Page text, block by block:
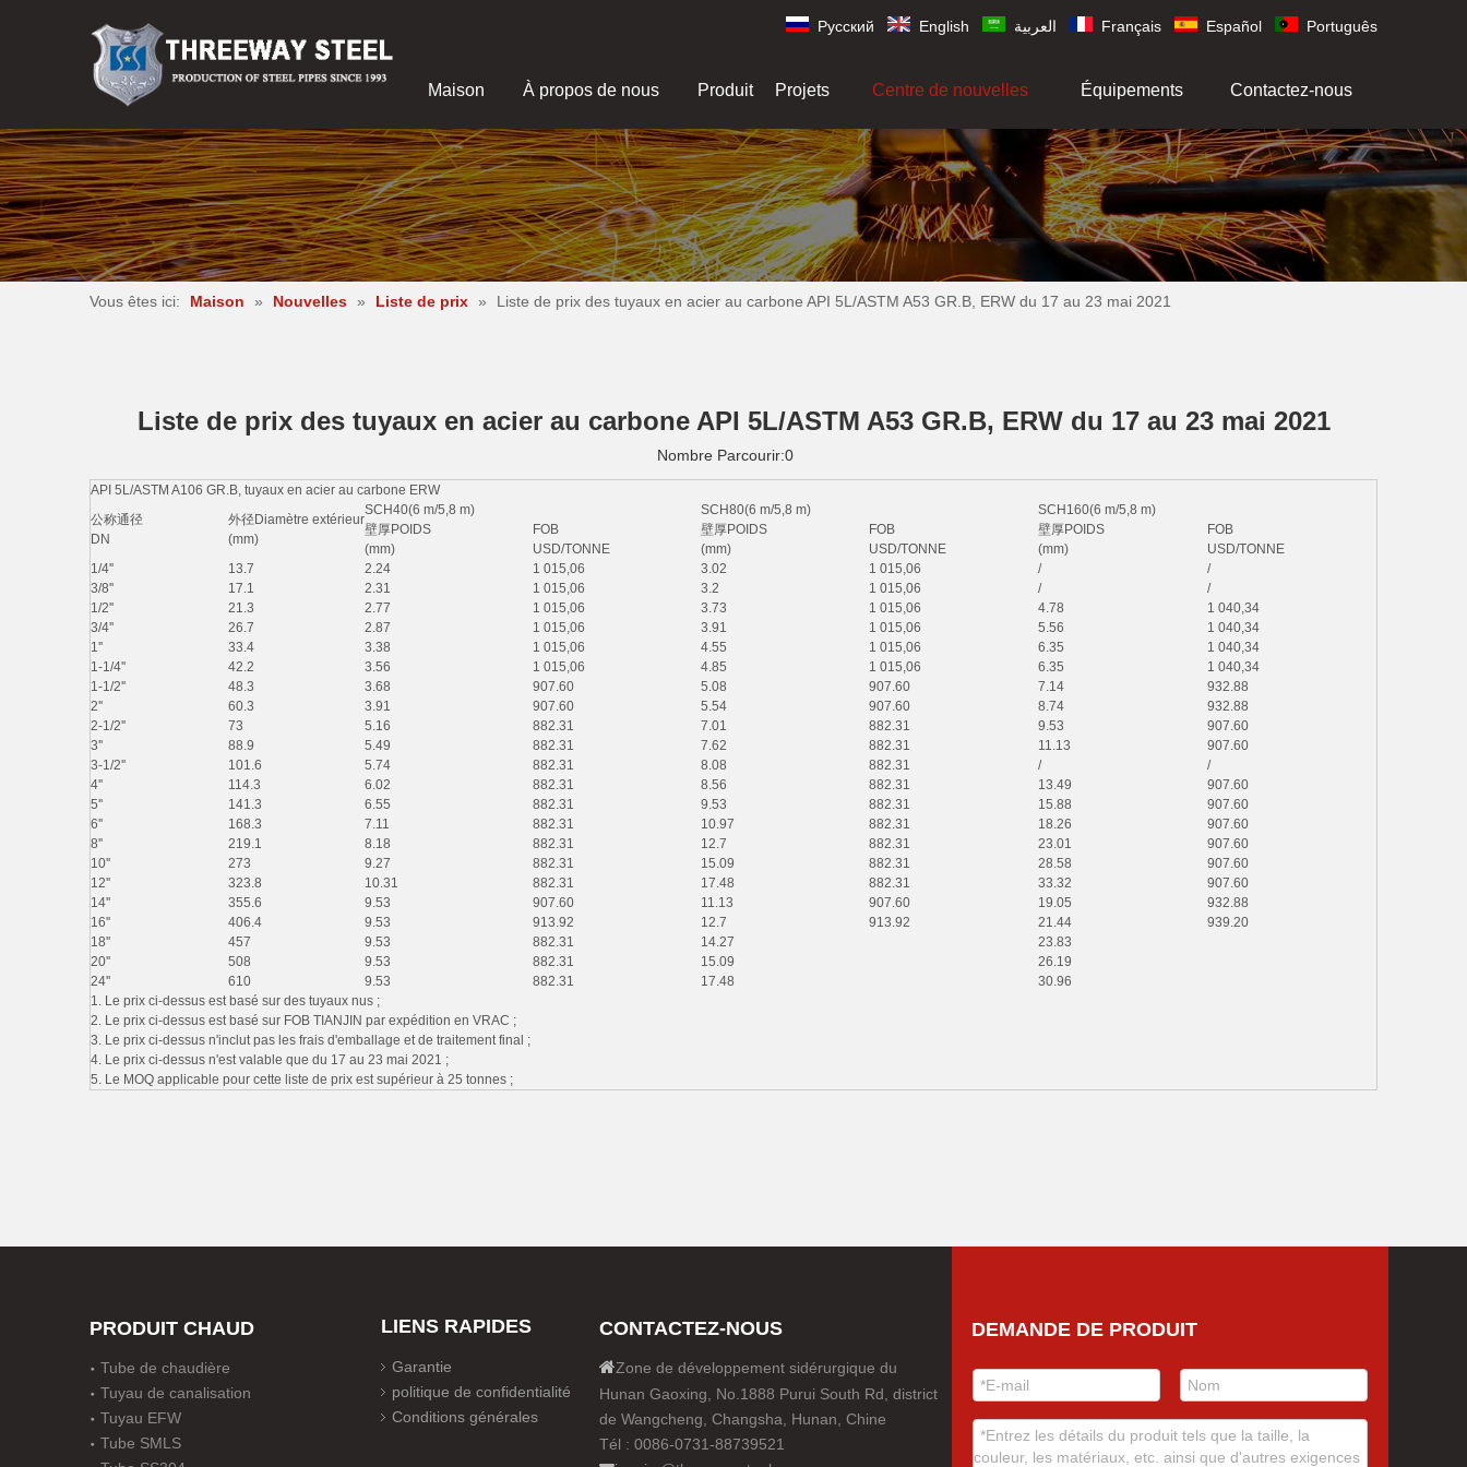
Pусский English العربية Français Español Português
Maison À propos de nous Produit Projets Centre de nouvelles Équipements Contactez-nous
Vous êtes ici: Maison » Nouvelles » Liste de prix » Liste de prix des tuyaux en acier au carbone API 5L/ASTM A53 GR.B, ERW du 17 au 23 mai 2021
Liste de prix des tuyaux en acier au carbone API 5L/ASTM A53 GR.B, ERW du 17 au 23 mai 2021
Nombre Parcourir:0
API 5L/ASTM A106 GR.B, tuyaux en acier au carbone ERW
公称通径
DN
外径Diamètre extérieur
(mm)
SCH40(6 m/5,8 m) SCH80(6 m/5,8 m)
SCH160(6 m/5,8 m)
壁厚POIDS FOB 壁厚POIDS FOB 壁厚POIDS
FOB
(mm)
USD/TONNE (mm) USD/TONNE (mm)
USD/TONNE
1/4''
13.7 2.24 1 015,06 3.02 1 015,06 /
/
3/8''
17.1 2.31 1 015,06 3.2 1 015,06 /
/
1/2''
21.3 2.77 1 015,06 3.73 1 015,06 4.78
1 040,34
3/4''
26.7 2.87 1 015,06 3.91 1 015,06 5.56
1 040,34
1''
33.4 3.38 1 015,06 4.55 1 015,06 6.35
1 040,34
1-1/4''
42.2 3.56 1 015,06 4.85 1 015,06 6.35
1 040,34
1-1/2''
48.3 3.68 907.60 5.08 907.60 7.14
932.88
2''
60.3 3.91 907.60 5.54 907.60 8.74
932.88
2-1/2''
73 5.16 882.31 7.01 882.31 9.53
907.60
3''
88.9 5.49 882.31 7.62 882.31 11.13
907.60
3-1/2''
101.6 5.74 882.31 8.08 882.31 /
/
4''
114.3 6.02 882.31 8.56 882.31 13.49
907.60
5''
141.3 6.55 882.31 9.53 882.31 15.88
907.60
6''
168.3 7.11 882.31 10.97 882.31 18.26
907.60
8''
219.1 8.18 882.31 12.7 882.31 23.01
907.60
10''
273 9.27 882.31 15.09 882.31 28.58
907.60
12''
323.8 10.31 882.31 17.48 882.31 33.32
907.60
14''
355.6 9.53 907.60 11.13 907.60 19.05
932.88
16''
406.4 9.53 913.92 12.7 913.92 21.44
939.20
18''
457 9.53 882.31 14.27
23.83
20''
508 9.53 882.31 15.09
26.19
24''
610 9.53 882.31 17.48
30.96
1. Le prix ci-dessus est basé sur des tuyaux nus ;
2. Le prix ci-dessus est basé sur FOB TIANJIN par expédition en VRAC ;
3. Le prix ci-dessus n'inclut pas les frais d'emballage et de traitement final ;
4. Le prix ci-dessus n'est valable que du 17 au 23 mai 2021 ;
5. Le MOQ applicable pour cette liste de prix est supérieur à 25 tonnes ;
PRODUIT CHAUD
Tube de chaudière
Tuyau de canalisation
Tuyau EFW
Tube SMLS
LIENS RAPIDES
Garantie
politique de confidentialité
Conditions générales
CONTACTEZ-NOUS
Zone de développement sidérurgique du
Hunan Gaoxing, No.1888 Purui South Rd, district
de Wangcheng, Changsha, Hunan, Chine
Tél : 0086-0731-88739521
DEMANDE DE PRODUIT